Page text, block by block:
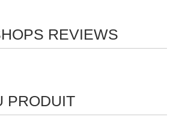
REVIEWS
PRODUIT